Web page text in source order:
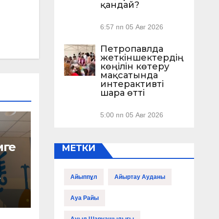
қандай?
6:57 пп 05 Авг 2026
Петропавлда
жеткіншектердің
көңілін көтеру
мақсатында
интерактивті
шара өтті
5:00 пп 05 Авг 2026
МЕТКИ
Айыппұл Айыртау Ауданы
Ауа Райы